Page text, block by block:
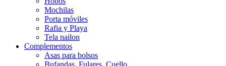
Mochilas
Porta móviles
Rafia y Playa
Tela nailon
Complementos
Asas para bolsos